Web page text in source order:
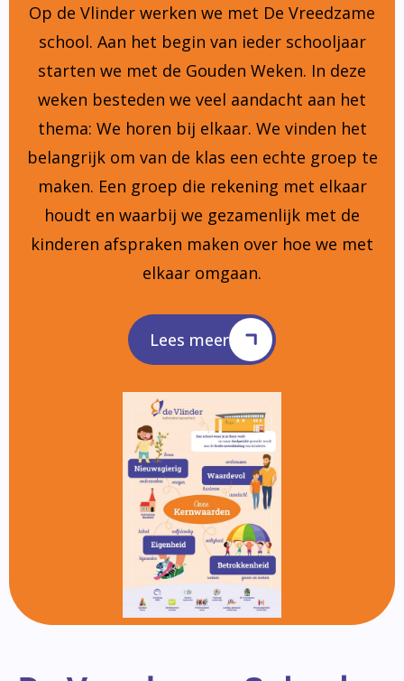
Op de Vlinder werken we met De Vreedzame
school. Aan het begin van ieder schooljaar
starten we met de Gouden Weken. In deze
weken besteden we veel aandacht aan het
thema: We horen bij elkaar. We vinden het
belangrijk om van de klas een echte groep te
maken. Een groep die rekening met elkaar
houdt en waarbij we gezamenlijk met de
kinderen afspraken maken over hoe we met
elkaar omgaan.
Lees meer